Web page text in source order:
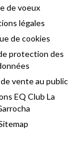
de voeux
légales
de cookies
protection des
vente au public
EQ Club La